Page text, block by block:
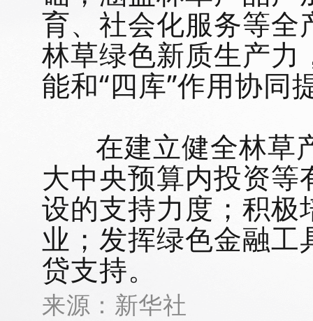
育、社会化服务等
林草绿色新质生产
能和“四库”作用协同
在建立健全林草
大中央预算内投资
设的支持力度；积
业；发挥绿色金融
贷支持。
来源：新华社